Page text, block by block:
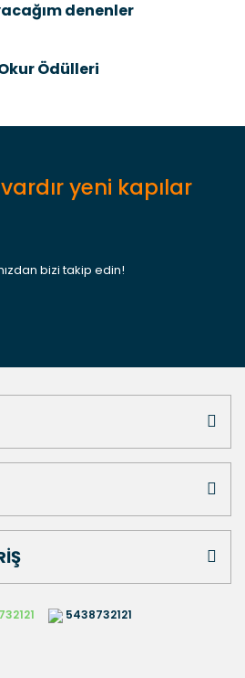
denenler
Ödülleri
yeni kapılar
bizi takip edin!
5438732121